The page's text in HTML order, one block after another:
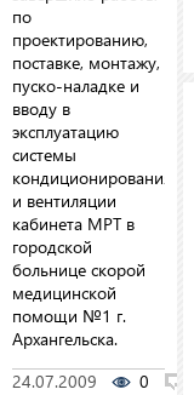
по
проектированию,
поставке, монтажу,
пуско-наладке и
вводу в
эксплуатацию
системы
кондиционирования
и вентиляции
кабинета МРТ в
городской
больнице скорой
медицинской
помощи №1 г.
Архангельска.
24.07.2009
0